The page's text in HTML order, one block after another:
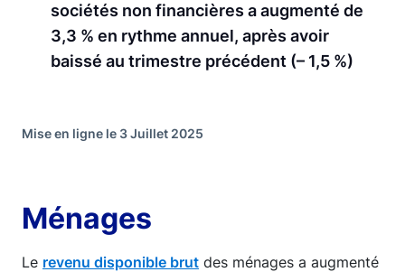
sociétés non financières a augmenté de
3,3 % en rythme annuel, après avoir
baissé au trimestre précédent (– 1,5 %)
Mise en ligne le 3 Juillet 2025
Ménages
Le revenu disponible brut des ménages a augmenté